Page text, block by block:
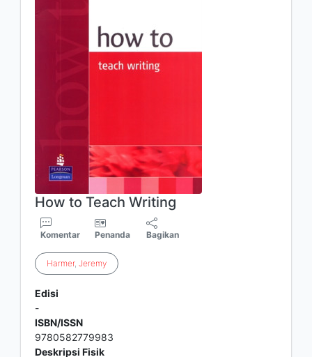
How to Teach Writing
Komentar Penanda Bagikan
Harmer, Jeremy
Edisi
-
ISBN/ISSN
9780582779983
Deskripsi Fisik